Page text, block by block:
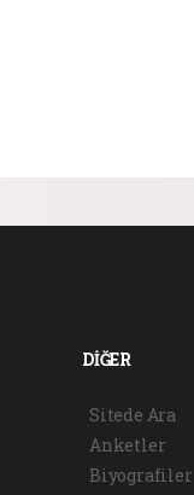
DİĞER
Sitede Ara
Anketler
Biyografiler